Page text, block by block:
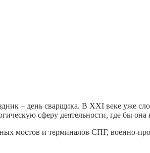
– день сварщика. В XXI веке уже
сферу деятельности, где бы она
мостов и терминалов СПГ,